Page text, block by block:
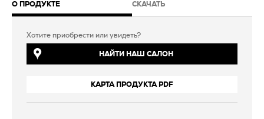
О ПРОДУКТЕ СКАЧАТЬ
Хотите приобрести или увидеть?
НАЙТИ НАШ САЛОН
КАРТА ПРОДУКТА PDF